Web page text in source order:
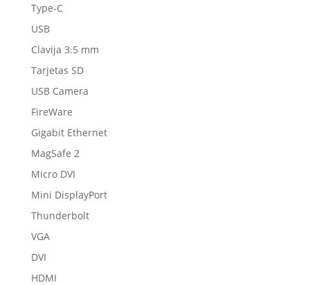
Type-C
USB
Clavija 3.5 mm
Tarjetas SD
USB Camera
FireWare
Gigabit Ethernet
MagSafe 2
Micro DVI
Mini DisplayPort
Thunderbolt
VGA
DVI
HDMI